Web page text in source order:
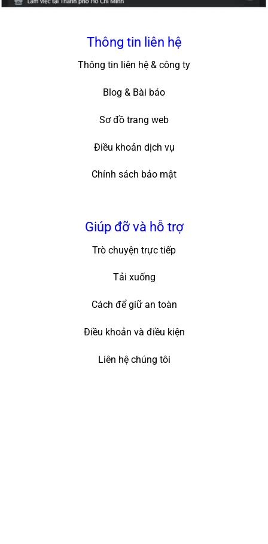
Thông tin liên hệ
Thông tin liên hệ & công ty
Blog & Bài báo
Sơ đồ trang web
Điều khoản dịch vụ
Chính sách bảo mật
Giúp đỡ và hỗ trợ
Trò chuyện trực tiếp
Tải xuống
Cách để giữ an toàn
Điều khoản và điều kiện
Liên hệ chúng tôi